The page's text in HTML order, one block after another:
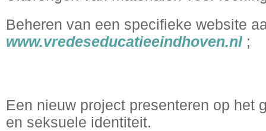
Beheren van een specifieke website
www.vredeseducatieeindhoven.nl;
Een nieuw project presenteren op het
en seksuele identiteit.